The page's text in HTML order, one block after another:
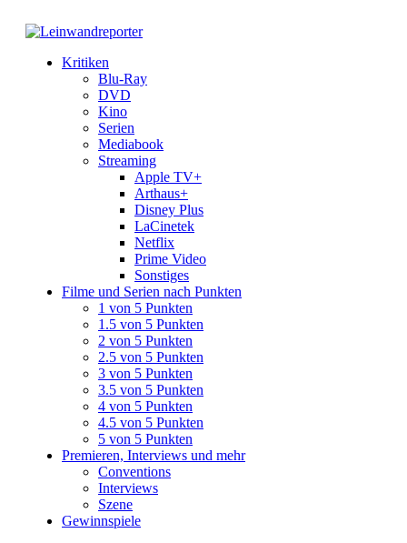
Kritiken
Blu-Ray
DVD
Kino
Serien
Mediabook
Streaming
Apple TV+
Arthaus+
Disney Plus
LaCinetek
Netflix
Prime Video
Sonstiges
Filme und Serien nach Punkten
1 von 5 Punkten
1.5 von 5 Punkten
2 von 5 Punkten
2.5 von 5 Punkten
3 von 5 Punkten
3.5 von 5 Punkten
4 von 5 Punkten
4.5 von 5 Punkten
5 von 5 Punkten
Premieren, Interviews und mehr
Conventions
Interviews
Szene
Gewinnspiele